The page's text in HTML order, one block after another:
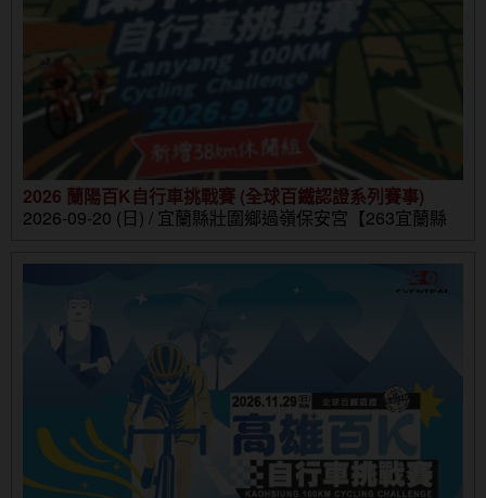
2026 蘭陽百K自行車挑戰賽 (全球百鐵認證系列賽事)
2026-09-20 (日) / 宜蘭縣壯圍鄉過嶺保安宮【263宜蘭縣